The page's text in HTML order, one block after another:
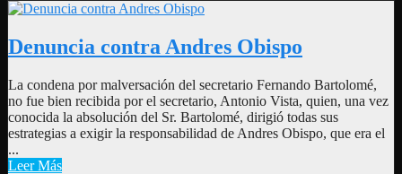
Denuncia contra Andres Obispo
La condena por malversación del secretario Fernando Bartolomé,
no fue bien recibida por el secretario, Antonio Vista, quien, una vez
conocida la absolución del Sr. Bartolomé, dirigió todas sus
estrategias a exigir la responsabilidad de Andres Obispo, que era el
...
Leer Más